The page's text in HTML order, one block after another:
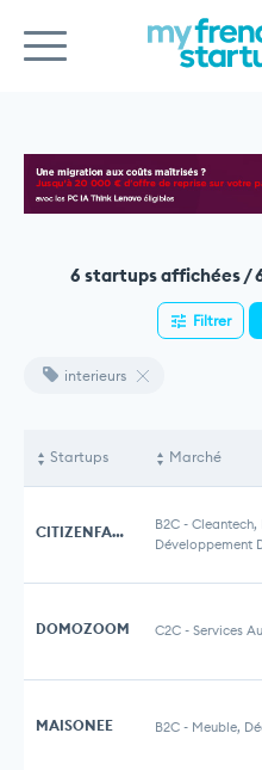
6 startups affichées /
Filtrer
interieurs
Startups Marché
CITIZENFARM B2C - Cleantech,
Développement
DOMOZOOM C2C - Services
MAISONEE B2C - Meuble,